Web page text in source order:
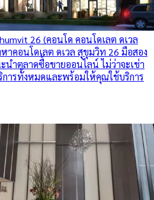
26 (คอนโด คอนโดเลต ดเวล
าคอนโดเลต ดเวล สุขุมวิท 26 มือสอง
ำตลาดซื้อขายออนไลน์ ไม่ว่าจะเช่า
การทั้งหมดและพร้อมให้คุณใช้บริการ